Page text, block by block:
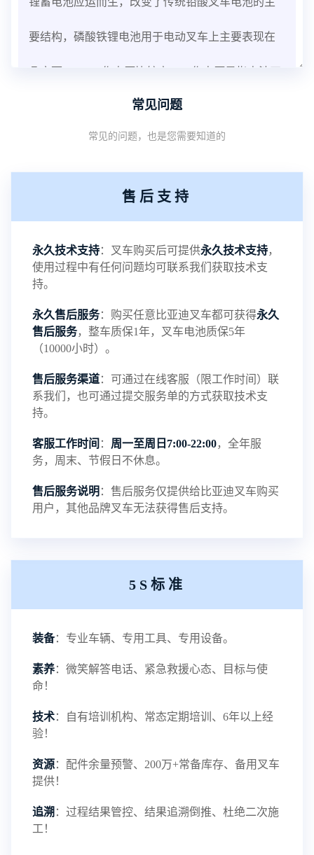
要结构，磷酸铁锂电池用于电动叉车上主要表现在
常工作所需的电压，提高工作电压，可以增加电池
的稳定性能，但会改变电池的化学介质导致电池发
具稳定性。2、比能量大。比能量是指电池单位质量
或单位体积所能输出的电能，磷酸铁锂电池的质量
比能量为120Wh/kg，；而体积比能量为200Wh/L，
两种比能量都差不多是铅酸电池的3倍左右。从这也
···
磷酸铁锂电池介绍 NEW
电瓶叉车-叉车百科 NEW
常见问题
常见的问题，也是您需要知道的
售后支持
永久技术支持：叉车购买后可提供永久技术支持，
使用过程中有任何问题均可联系我们获取技术支
持。
永久售后服务：购买任意比亚迪叉车都可获得永久
售后服务，整车质保1年，叉车电池质保5年
（10000小时）。
售后服务渠道：可通过在线客服（限工作时间）联
系我们，也可通过提交服务单的方式获取技术支
持。
客服工作时间 ： 周一至周日7:00-22:00，全年服
务，周末、节假日不休息。
售后服务说明 ：售后服务仅提供给比亚迪叉车购买
用户，其他品牌叉车无法获得售后支持。
5S标准
装备：专业车辆、专用工具、专用设备。
素养：微笑解答电话、紧急救援心态、目标与使
命！
技术：自有培训机构、常态定期培训、6年以上经
验！
资源：配件余量预警、200万+常备库存、备用叉车
提供！
追溯 ：过程结果管控、结果追溯倒推、杜绝二次施
工！